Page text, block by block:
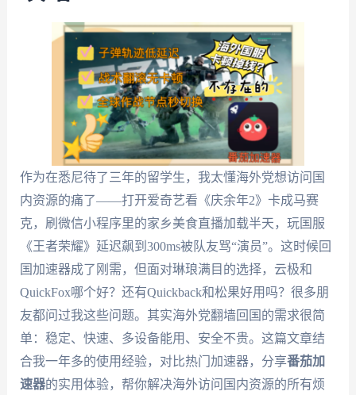
作为在悉尼待了三年的留学生，我太懂海外党想访问国
内资源的痛了——打开爱奇艺看《庆余年2》卡成马赛
克，刷微信小程序里的家乡美食直播加载半天，玩国服
《王者荣耀》延迟飙到300ms被队友骂“演员”。这时候回
国加速器成了刚需，但面对琳琅满目的选择，云极和
QuickFox哪个好？还有Quickback和松果好用吗？很多朋
友都问过我这些问题。其实海外党翻墙回国的需求很简
单：稳定、快速、多设备能用、安全不贵。这篇文章结
合我一年多的使用经验，对比热门加速器，分享番茄加
速器的实用体验，帮你解决海外访问国内资源的所有烦